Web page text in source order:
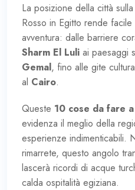
La posizione della città
Rosso in Egitto rende
avventura: dalle barriere
Sharm El Luli ai paesaggi
Gemal, fino alle gite
al Cairo.
Queste 10 cose da fare
evidenza il meglio della
esperienze indimenticabili.
rimarrete, questo angolo
lascerà ricordi di acque
calda ospitalità egiziana.